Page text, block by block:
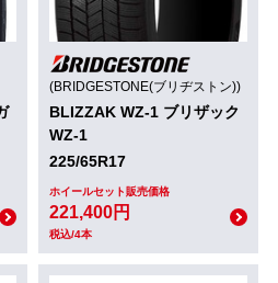
(BRIDGESTONE(ブリヂストン))
BLIZZAK WZ-1 ブリザック
WZ-1
225/65R17
ホイールセット販売価格
221,400円
税込/4本